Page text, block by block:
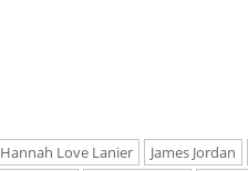
Hannah Love Lanier James Jordan